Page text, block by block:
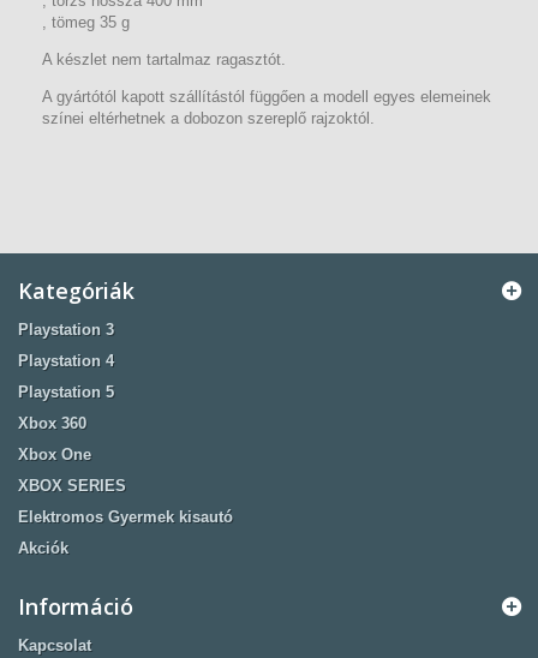
, tömeg 35 g
A készlet nem tartalmaz ragasztót.
A gyártótól kapott szállítástól függően a modell egyes elemeinek
színei eltérhetnek a dobozon szereplő rajzoktól.
Kategóriák
Playstation 3
Playstation 4
Playstation 5
Xbox 360
Xbox One
XBOX SERIES
Elektromos Gyermek kisautó
Akciók
Információ
Kapcsolat